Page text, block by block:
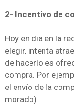
2- Incentivo de
Hoy en día en la
elegir, intenta
de hacerlo es
compra. Por
el envío de la
morado)